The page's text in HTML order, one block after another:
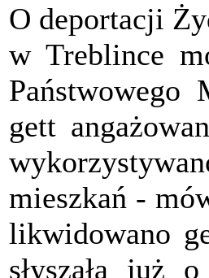
O deportacji
w Treblince
gett
mieszkań -
likwidowano
słyszała już